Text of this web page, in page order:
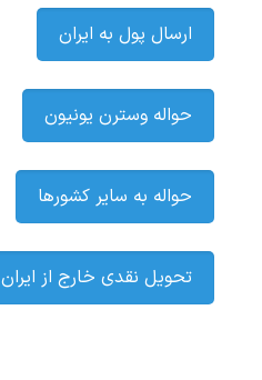
ارسال پول به ایران
حواله وسترن یونیون
حواله به سایر کشورها
تحویل نقدی خارج از ایران